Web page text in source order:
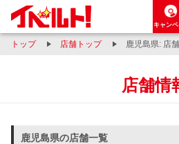
キャン
トップ 店舗トップ 鹿児島県: 店
店舗情
鹿児島県の店舗一覧